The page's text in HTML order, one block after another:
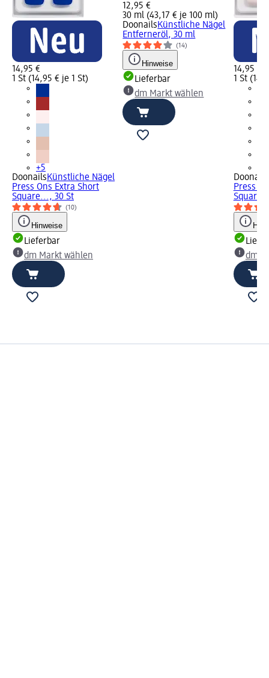
14,95 €
1 St (14,95 € je 1 St)
+5
DoonailsKünstliche Nägel
Press Ons Extra Short
Square..., 30 St
(10)
Hinweise
Lieferbar
dm Markt wählen
12,95 €
30 ml (43,17 € je 100 ml)
DoonailsKünstliche Nägel
Entferneröl, 30 ml
(14)
Hinweise
Lieferbar
dm Markt wählen
14,95 €
1 St
Doonails
Press
dm